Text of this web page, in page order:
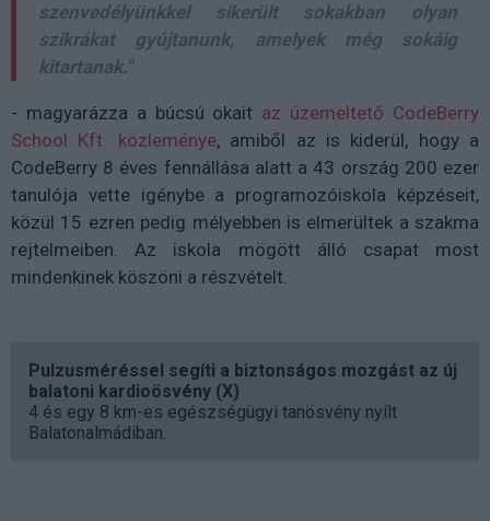
szenvedélyünkkel sikerült sokakban olyan
szikrákat gyújtanunk, amelyek még sokáig
kitartanak."
- magyarázza a búcsú okait az üzemeltető CodeBerry
School Kft. közleménye, amiből az is kiderül, hogy a
CodeBerry 8 éves fennállása alatt a 43 ország 200 ezer
tanulója vette igénybe a programozóiskola képzéseit,
közül 15 ezren pedig mélyebben is elmerültek a szakma
rejtelmeiben. Az iskola mögött álló csapat most
mindenkinek köszöni a részvételt.
Pulzusméréssel segíti a biztonságos mozgást az új
balatoni kardioösvény (X)
4 és egy 8 km-es egészségügyi tanösvény nyílt
Balatonalmádiban.